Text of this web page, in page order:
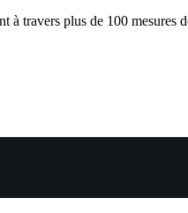
à travers plus de 100 mesures